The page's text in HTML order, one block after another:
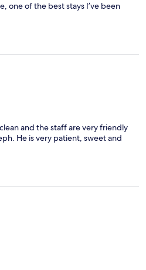
one of the best stays I’ve been
and the staff are very friendly
He is very patient, sweet and